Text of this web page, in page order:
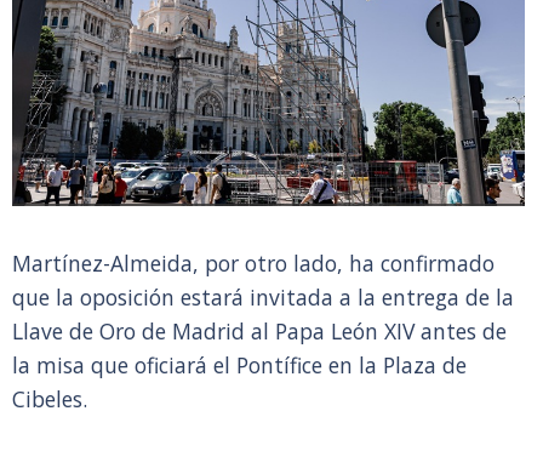
Martínez-Almeida, por otro lado, ha confirmado
que la oposición estará invitada a la entrega de la
Llave de Oro de Madrid al Papa León XIV antes de
la misa que oficiará el Pontífice en la Plaza de
Cibeles.